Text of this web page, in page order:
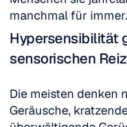
manchmal für immer.
Hypersensibilität
sensorischen
Die meisten denken
Geräusche,